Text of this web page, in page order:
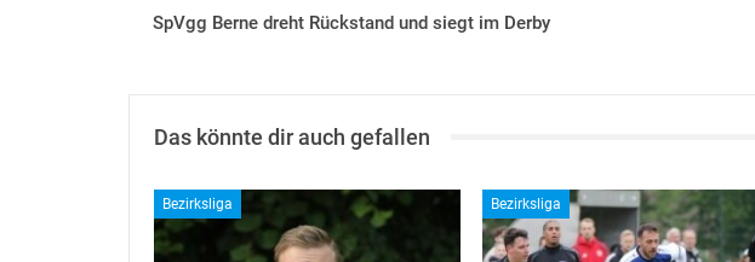
SpVgg Berne dreht Rückstand und siegt im Derby
Das könnte dir auch gefallen
Bezirksliga Bezirksliga